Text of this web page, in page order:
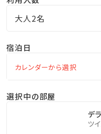
※この宿泊プランは朝食
⇒ ディナープランはこちら
※ちゅらとくレストラン
＼ちゅらとくスタッフが
体験動画を見てみる♪
※スタッフブログに移動
大人2名
宿泊日
選択中の部屋
デ
ツ